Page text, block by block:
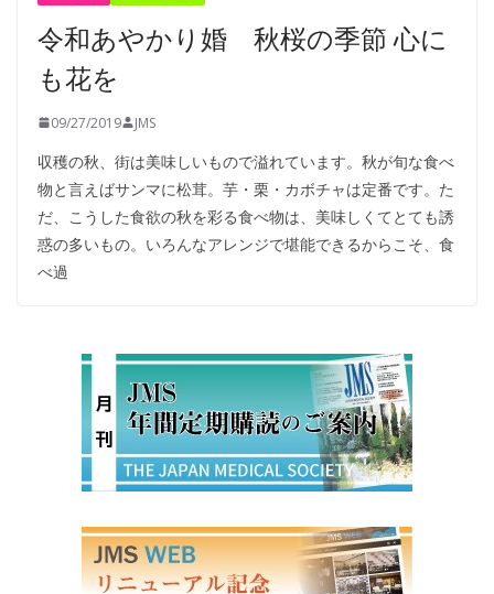
令和あやかり婚 秋桜の季節 心に
も花を
09/27/2019 JMS
収穫の秋、街は美味しいもので溢れています。秋が旬な食べ
物と言えばサンマに松茸。芋・栗・カボチャは定番です。た
だ、こうした食欲の秋を彩る食べ物は、美味しくてとても誘
惑の多いもの。いろんなアレンジで堪能できるからこそ、食
べ過